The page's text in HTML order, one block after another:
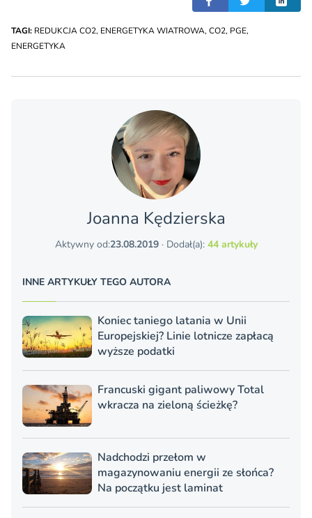
TAGI: REDUKCJA CO2, ENERGETYKA WIATROWA, CO2, PGE,
ENERGETYKA
Joanna Kędzierska
Aktywny od:23.08.2019· Dodał(a): 44 artykuły
INNE ARTYKUŁY TEGO AUTORA
Koniec taniego latania w Unii
Europejskiej? Linie lotnicze zapłacą
wyższe podatki
Francuski gigant paliwowy Total
wkracza na zieloną ścieżkę?
Nadchodzi przełom w
magazynowaniu energii ze słońca?
Na początku jest laminat